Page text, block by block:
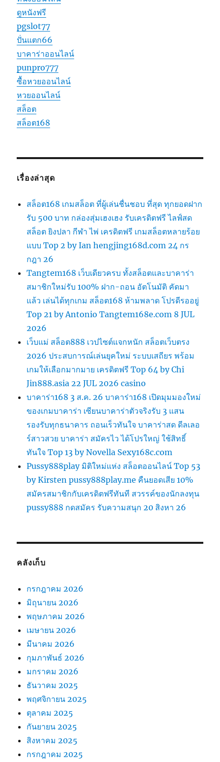
ดูหนังฟรี
pgslot77
ปั่นแตก66
บาคาร่าออนไลน์
punpro777
ซื้อหวยออนไลน์
หวยออนไลน์
สล็อต
สล็อต168
เรื่องล่าสุด
สล็อต168 เกมสล็อต ที่ผู้เล่นชื่นชอบ ที่สุด ทุกยอดฝาก
รับ 500 บาท กล่องสุ่มเฮงเฮง รับเครดิตฟรี ไลฟ์สด
สล็อต ยิงปลา กีฬา ไพ่ เครดิตฟรี เกมสล็อตหลายร้อย
แบบ Top 2 by Ian hengjing168d.com 24 กร
กฎา 26
Tangtem168 เว็บเดียวครบ ทั้งสล็อตและบาคาร่า
สมาชิกใหม่รับ 100% ฝาก-ถอน อัตโนมัติ คัดมา
แล้ว เล่นได้ทุกเกม สล็อต168 ห้ามพลาด โปรดีรออยู่
Top 21 by Antonio Tangtem168e.com 8 JUL
2026
เว็บแม่ สล็อต888 เวปไซต์แจกหนัก สล็อตเว็บตรง
2026 ประสบการณ์เล่นยุคใหม่ ระบบเสถียร พร้อม
เกมให้เลือกมากมาย เครดิตฟรี Top 64 by Chi
Jin888.asia 22 JUL 2026 casino
บาคาร่า168 3 ส.ค. 26 บาคาร่า168 เปิดมุมมองใหม่
ของเกมบาคาร่า เซียนบาคาร่าตัวจริงรับ 3 แสน
รองรับทุกธนาคาร ถอนเร็วทันใจ บาคาร่าสด ดีลเลอ
ร์สาวสวย บาคาร่า สมัครไว ได้โปรใหญ่ ใช้สิทธิ์
ทันใจ Top 13 by Novella Sexy168c.com
Pussy888play มิติใหม่แห่ง สล็อตออนไลน์ Top 53
by Kirsten pussy888play.me คืนยอดเสีย 10%
สมัครสมาชิกกับเครดิตฟรีทันที สวรรค์ของนักลงทุน
pussy888 กดสมัคร รับความสนุก 20 สิงหา 26
คลังเก็บ
กรกฎาคม 2026
มิถุนายน 2026
พฤษภาคม 2026
เมษายน 2026
มีนาคม 2026
กุมภาพันธ์ 2026
มกราคม 2026
ธันวาคม 2025
พฤศจิกายน 2025
ตุลาคม 2025
กันยายน 2025
สิงหาคม 2025
กรกฎาคม 2025